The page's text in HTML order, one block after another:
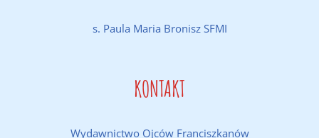
s. Paula Maria Bronisz SFMI
KONTAKT
Wydawnictwo Ojców Franciszkanów